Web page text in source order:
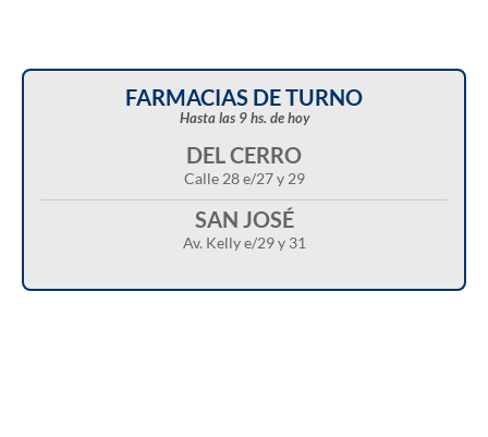
FARMACIAS DE TURNO
Hasta las 9 hs. de hoy
DEL CERRO
Calle 28 e/27 y 29
SAN JOSÉ
Av. Kelly e/29 y 31